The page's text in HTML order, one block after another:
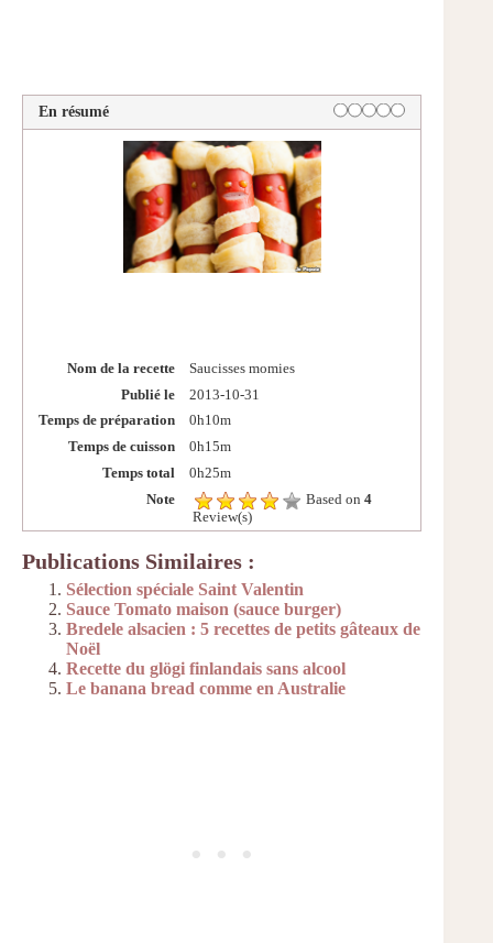
En résumé
Nom de la recette
Saucisses momies
Publié le
2013-10-31
Temps de préparation
0h10m
Temps de cuisson
0h15m
Temps total
0h25m
Note
Based on 4
Review(s)
Publications Similaires :
Sélection spéciale Saint Valentin
Sauce Tomato maison (sauce burger)
Bredele alsacien : 5 recettes de petits gâteaux de
Noël
Recette du glögi finlandais sans alcool
Le banana bread comme en Australie